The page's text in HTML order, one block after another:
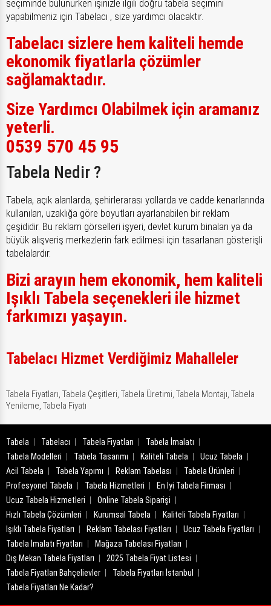
seçiminde bulunurken işinizle ilgili doğru tabela seçimini
yapabilmeniz için Tabelacı , size yardımcı olacaktır.
Tabelacı sizlere hem kaliteli hemde
ekonomik fiyatlarla çözümler
sağlamaktadır.
Size Yardımcı Olabilmek için aramanız
yeterli.
0539 570 45 95
Tabela Nedir ?
Tabela, açık alanlarda, şehirlerarası yollarda ve cadde kenarlarında
kullanılan, uzaklığa göre boyutları ayarlanabilen bir reklam
çeşididir. Bu reklam görselleri işyeri, devlet kurum binaları ya da
büyük alışveriş merkezlerin fark edilmesi için tasarlanan gösterişli
tabelalardır.
Bizi arayın hem ekonomik, hem kaliteli
Işıklı Tabela seçenekleri ile hizmet
farkımızı yaşayın.
Tabelacı Hizmet Verdiğimiz Mahalleler
Tabela Fiyatları, Tabela Çeşitleri, Tabela Üretimi, Tabela Montajı, Tabela
Yenileme, Tabela Fiyatı
Tabela Tabelacı Tabela Fiyatları
Tabela İmalatı
Tabela Modelleri
Tabela Tasarımı Kaliteli Tabela
Ucuz Tabela
Acil Tabela
Tabela Yapımı Reklam Tabelası
Tabela Ürünleri
Profesyonel Tabela
Tabela Hizmetleri
En İyi Tabela Firması
Ucuz Tabela Hizmetleri
Online Tabela Siparişi
Hızlı Tabela Çözümleri
Kurumsal Tabela
Kaliteli Tabela Fiyatları
Işıklı Tabela Fiyatları
Reklam Tabelası Fiyatları
Ucuz Tabela Fiyatları
Tabela İmalatı Fiyatları
Mağaza Tabelası Fiyatları
Dış Mekan Tabela Fiyatları
2025 Tabela Fiyat Listesi
Tabela Fiyatları Bahçelievler
Tabela Fiyatları İstanbul
Tabela Fiyatları Ne Kadar?